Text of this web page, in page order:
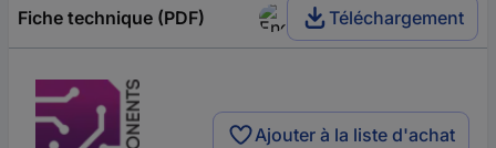
Fiche technique (PDF) Téléchargement
Ajouter à la liste d'achat